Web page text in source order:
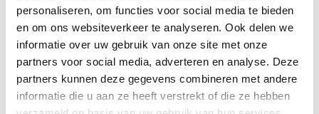
personaliseren, om functies voor social media te bieden
en om ons websiteverkeer te analyseren. Ook delen we
informatie over uw gebruik van onze site met onze
partners voor social media, adverteren en analyse. Deze
partners kunnen deze gegevens combineren met andere
informatie die u aan ze heeft verstrekt of die ze hebben